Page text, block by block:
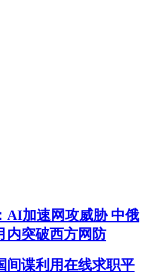
AI加速网攻威胁 中俄
内突破西方网防
间谍利用在线求职平